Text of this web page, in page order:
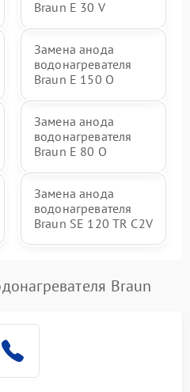
Braun E 30 V
Замена анода
водонагревателя
Braun E 150 O
Замена анода
водонагревателя
Braun E 80 O
Замена анода
водонагревателя
Braun SE 120 TR C2V
Braun